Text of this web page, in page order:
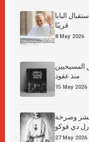
البابا
قريبًا
8 May 2026
المسيحيين
منذ عقود
15 May 2026
عشر وصرخة
دي فوكو
27 May 2026